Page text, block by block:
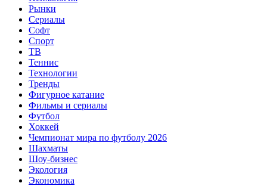
Рынки
Сериалы
Софт
Спорт
ТВ
Теннис
Технологии
Тренды
Фигурное катание
Фильмы и сериалы
Футбол
Хоккей
Чемпионат мира по футболу 2026
Шахматы
Шоу-бизнес
Экология
Экономика